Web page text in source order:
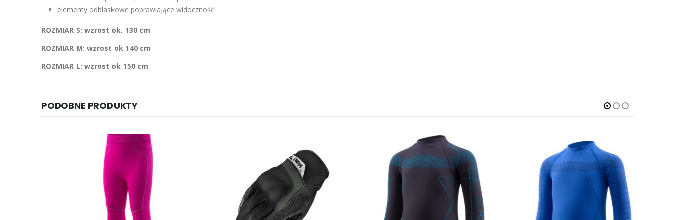
elementy odblaskowe poprawiające widoczność
ROZMIAR S: wzrost ok. 130 cm
ROZMIAR M: wzrost ok 140 cm
ROZMIAR L: wzrost ok 150 cm
PODOBNE PRODUKTY